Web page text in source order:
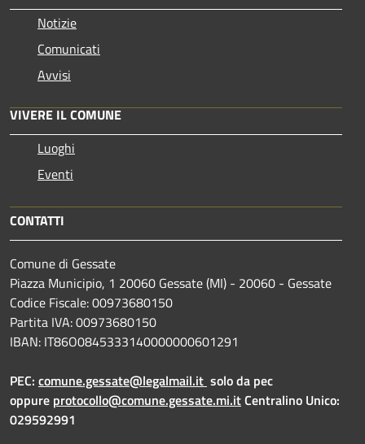
Notizie
Comunicati
Avvisi
VIVERE IL COMUNE
Luoghi
Eventi
CONTATTI
Comune di Gessate
Piazza Municipio, 1 20060 Gessate (MI) - 20060 - Gessate
Codice Fiscale: 00973680150
Partita IVA: 00973680150
IBAN: IT86O0845333140000000601291
PEC: comune.gessate@legalmail.it solo da pec
oppure protocollo@comune.gessate.mi.itCentralino Unico:
029592991